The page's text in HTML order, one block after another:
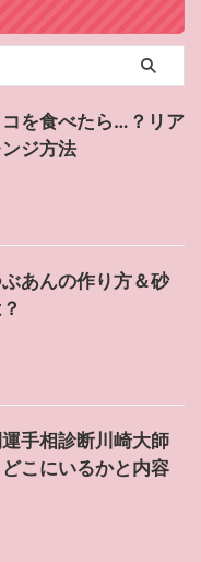
を食べたら…？リア
ジ方法
あんの作り方＆砂
手相診断川崎大師
こにいるかと内容